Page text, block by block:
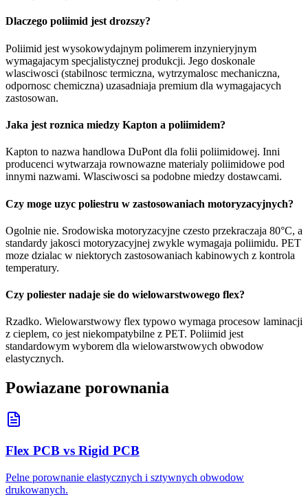
Dlaczego poliimid jest drozszy?
Poliimid jest wysokowydajnym polimerem inzynieryjnym
wymagajacym specjalistycznej produkcji. Jego doskonale
wlasciwosci (stabilnosc termiczna, wytrzymalosc mechaniczna,
odpornosc chemiczna) uzasadniaja premium dla wymagajacych
zastosowan.
Jaka jest roznica miedzy Kapton a poliimidem?
Kapton to nazwa handlowa DuPont dla folii poliimidowej. Inni
producenci wytwarzaja rownowazne materialy poliimidowe pod
innymi nazwami. Wlasciwosci sa podobne miedzy dostawcami.
Czy moge uzyc poliestru w zastosowaniach motoryzacyjnych?
Ogolnie nie. Srodowiska motoryzacyjne czesto przekraczaja 80°C, a
standardy jakosci motoryzacyjnej zwykle wymagaja poliimidu. PET
moze dzialac w niektorych zastosowaniach kabinowych z kontrola
temperatury.
Czy poliester nadaje sie do wielowarstwowego flex?
Rzadko. Wielowarstwowy flex typowo wymaga procesow laminacji
z cieplem, co jest niekompatybilne z PET. Poliimid jest
standardowym wyborem dla wielowarstwowych obwodow
elastycznych.
Powiazane porownania
Flex PCB vs Rigid PCB
Pelne porownanie elastycznych i sztywnych obwodow
drukowanych.